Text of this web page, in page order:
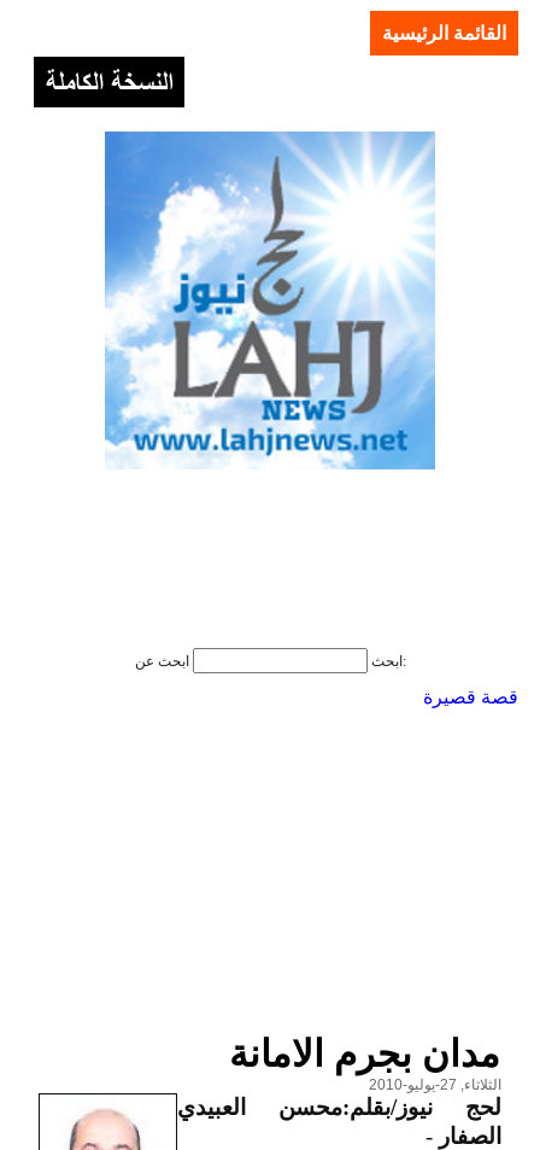
القائمة الرئيسية
ابحث ابحث عن:
قصة قصيرة
مدان بجرم الامانة
الثلاثاء, 27-يوليو-2010
لحج نيوز/بقلم:محسن العبيدي
الصفار -